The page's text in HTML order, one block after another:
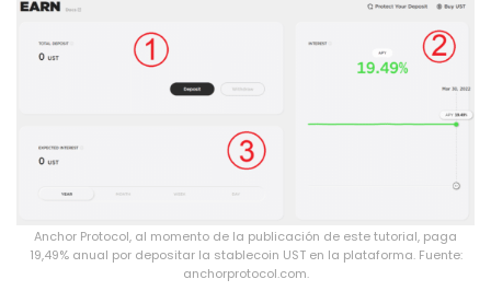
Anchor Protocol, al momento de la publicación de este tutorial, paga
19,49% anual por depositar la stablecoin UST en la plataforma. Fuente:
anchorprotocol.com.